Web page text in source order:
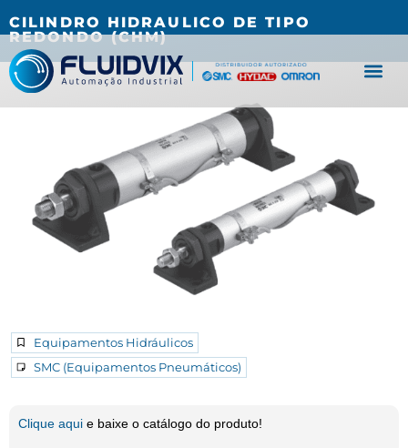
(27) 3067-0001 fluidvix@fluidvix.com.br
CILINDRO HIDRAULICO DE TIPO
REDONDO (CHM)
Equipamentos Hidráulicos
SMC (Equipamentos Pneumáticos)
Clique aqui e baixe o catálogo do produto!